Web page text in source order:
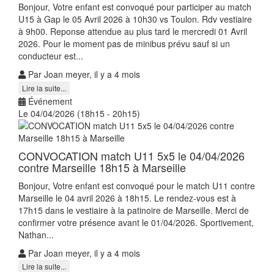
Bonjour, Votre enfant est convoqué pour participer au match
U15 à Gap le 05 Avril 2026 à 10h30 vs Toulon. Rdv vestiaire
à 9h00. Reponse attendue au plus tard le mercredi 01 Avril
2026. Pour le moment pas de minibus prévu sauf si un
conducteur est...
Par Joan meyer, il y a 4 mois
Lire la suite...
Événement
Le 04/04/2026 (18h15 - 20h15)
CONVOCATION match U11 5x5 le 04/04/2026
contre Marseille 18h15 à Marseille
Bonjour, Votre enfant est convoqué pour le match U11 contre
Marseille le 04 avril 2026 à 18h15. Le rendez-vous est à
17h15 dans le vestiaire à la patinoire de Marseille. Merci de
confirmer votre présence avant le 01/04/2026. Sportivement,
Nathan...
Par Joan meyer, il y a 4 mois
Lire la suite...